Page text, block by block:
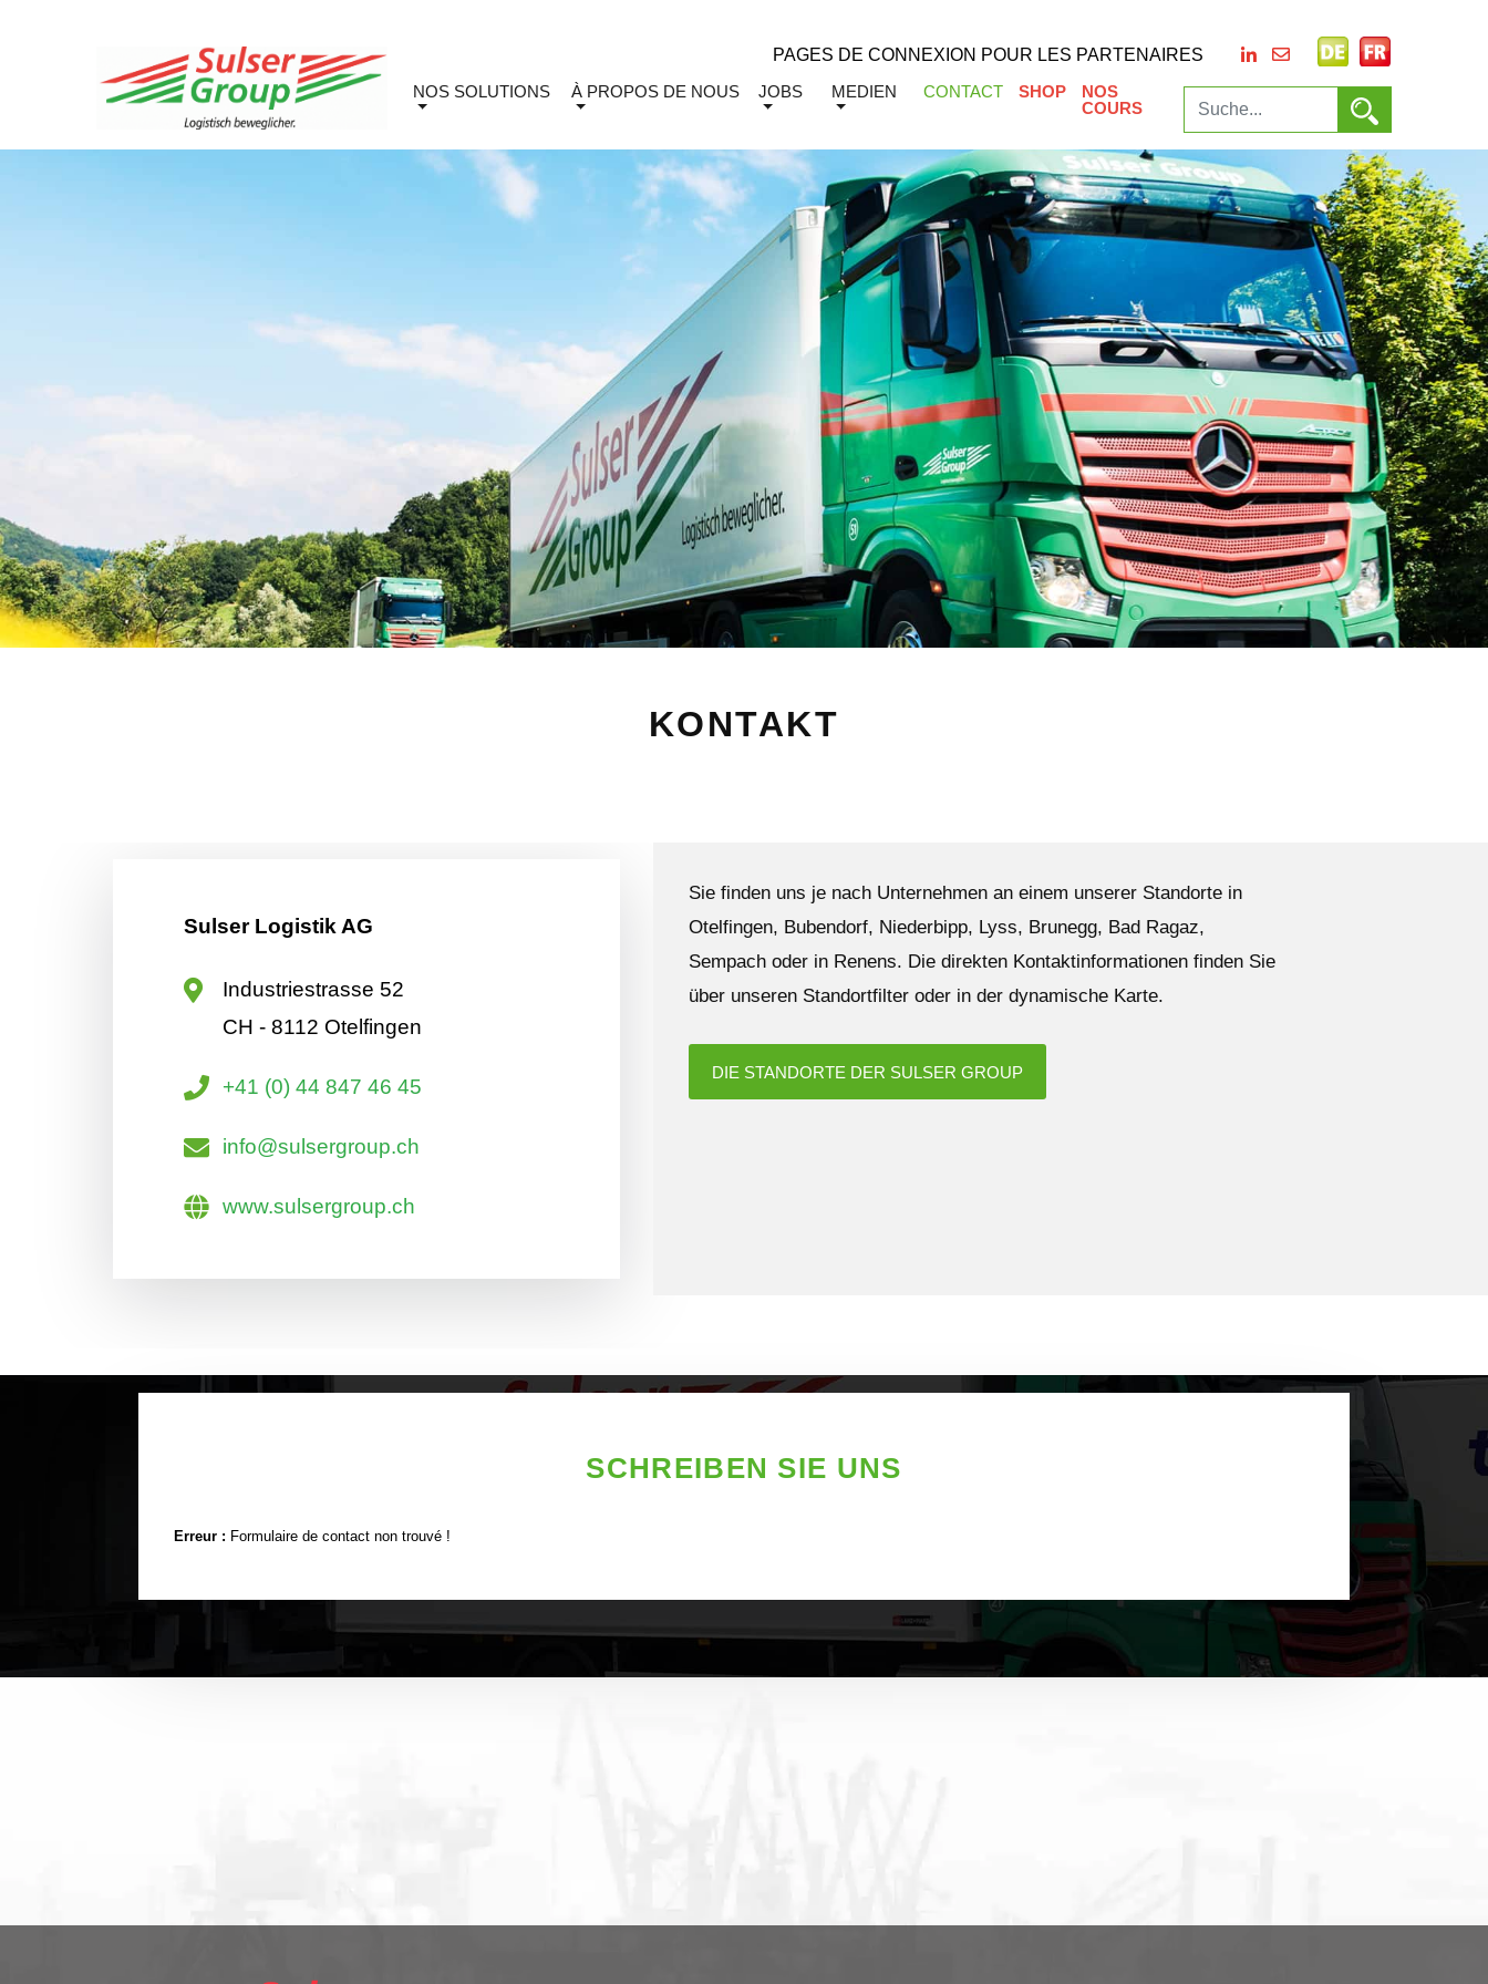
PAGES DE CONNEXION POUR LES PARTENAIRES
NOS SOLUTIONS
À PROPOS DE NOUS JOBS MEDIEN CONTACT SHOP
NOS
COURS
KONTAKT
Sulser Logistik AG
Industriestrasse 52
CH - 8112 Otelfingen
+41 (0) 44 847 46 45
info@sulsergroup.ch
www.sulsergroup.ch
Sie finden uns je nach Unternehmen an einem unserer Standorte in
Otelfingen, Bubendorf, Niederbipp, Lyss, Brunegg, Bad Ragaz,
Sempach oder in Renens. Die direkten Kontaktinformationen finden Sie
über unseren Standortfilter oder in der dynamische Karte.
DIE STANDORTE DER SULSER GROUP
SCHREIBEN SIE UNS
Erreur : Formulaire de contact non trouvé !